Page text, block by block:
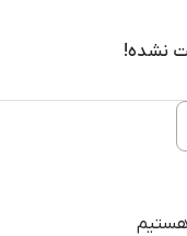
نشده!